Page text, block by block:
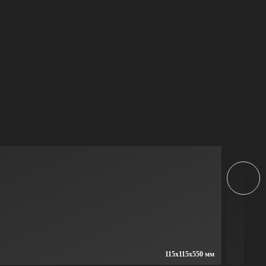
115x115x550 мм